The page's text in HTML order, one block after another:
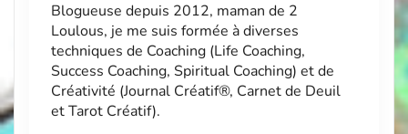
Blogueuse depuis 2012, maman de 2
Loulous, je me suis formée à diverses
techniques de Coaching (Life Coaching,
Success Coaching, Spiritual Coaching) et de
Créativité (Journal Créatif®, Carnet de Deuil
et Tarot Créatif).